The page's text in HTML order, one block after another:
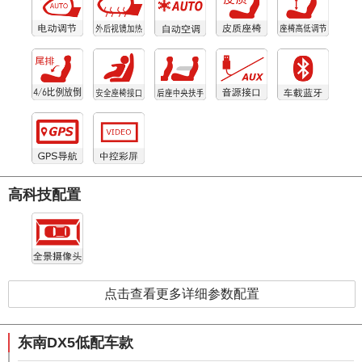
高科技配置
点击查看更多详细参数配置
东南DX5低配车款